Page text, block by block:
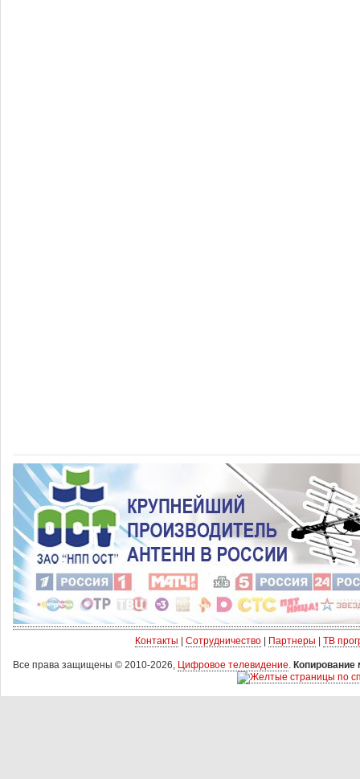
Контакты Сотрудничество| Партнеры ТВ
Все права защищены © 2010-2026, Цифровое телевидение. Копирование